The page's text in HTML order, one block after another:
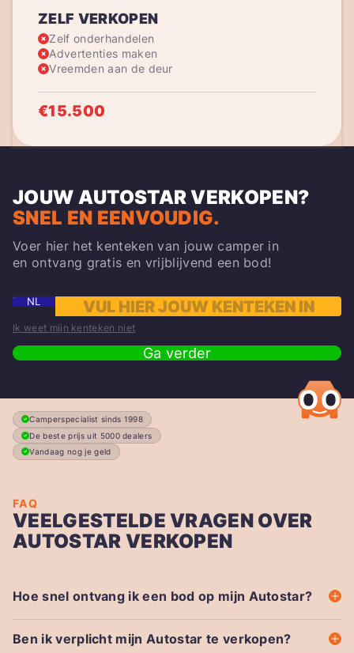
ZELF VERKOPEN
Zelf onderhandelen
Advertenties maken
Vreemden aan de deur
€15.500
JOUW AUTOSTAR VERKOPEN?
SNEL EN EENVOUDIG.
Voer hier het kenteken van jouw camper in
en ontvang gratis en vrijblijvend een bod!
NL
Ik weet mijn kenteken niet
Ga verder
Camperspecialist sinds 1998
De beste prijs uit 5000 dealers
Vandaag nog je geld
FAQ
VEELGESTELDE VRAGEN OVER
AUTOSTAR VERKOPEN
Hoe snel ontvang ik een bod op mijn Autostar?
Ben ik verplicht mijn Autostar te verkopen?